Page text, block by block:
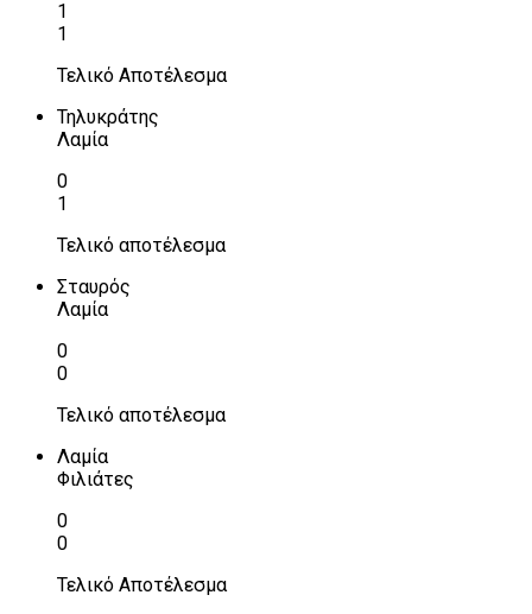
1
1
Τελικό Αποτέλεσμα
Τηλυκράτης
Λαμία
0
1
Τελικό αποτέλεσμα
Σταυρός
Λαμία
0
0
Τελικό αποτέλεσμα
Λαμία
Φιλιάτες
0
0
Τελικό Αποτέλεσμα